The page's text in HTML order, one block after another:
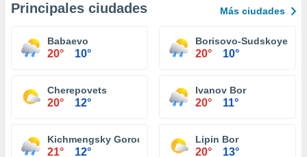
Principales ciudades Más ciudades
Babaevo
20° 10°
Borisovо-Sudskoye
20° 10°
Cherepovets
20° 12°
Ivanov Bor
20° 11°
Kichmengsky Gorodok
21° 12°
Lipin Bor
20° 13°